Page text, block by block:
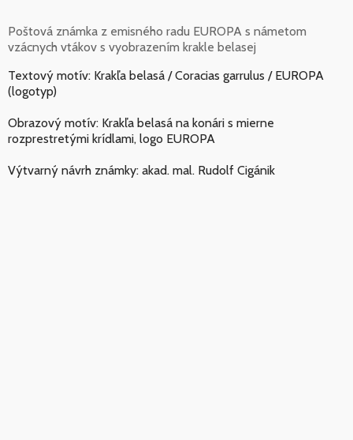
Poštová známka z emisného radu EUROPA s námetom
vzácnych vtákov s vyobrazením krakle belasej
Textový motív: Krakľa belasá / Coracias garrulus / EUROPA
(logotyp)
Obrazový motív: Krakľa belasá na konári s mierne
rozprestretými krídlami, logo EUROPA
Výtvarný návrh známky: akad. mal. Rudolf Cigánik